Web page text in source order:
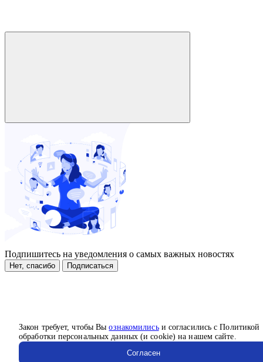
Закон требует, чтобы Выознакомилисьи согласились с Политикой
обработки персональных данных (и cookie) на нашем сайте.
Согласен
Подпишитесь на уведомления о самых важных новостях
Нет, спасибо Подписаться